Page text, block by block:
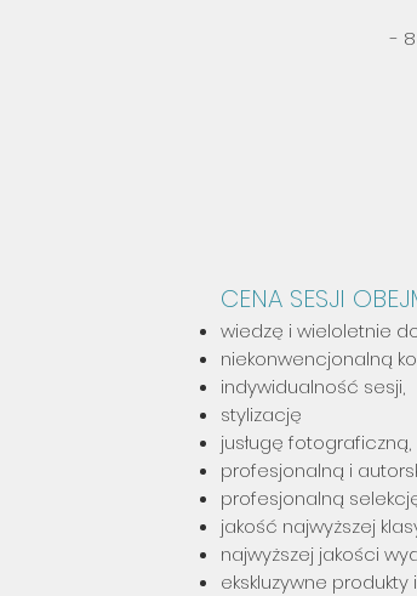
-
CENA SESJI
wiedzę i wieloletnie
niekonwencjonalną
indywidualność sesji,
stylizację
jusługę fotograficzną,
profesjonalną i
profesjonalną
jakość najwyższej
najwyższej jakości
ekskluzywne